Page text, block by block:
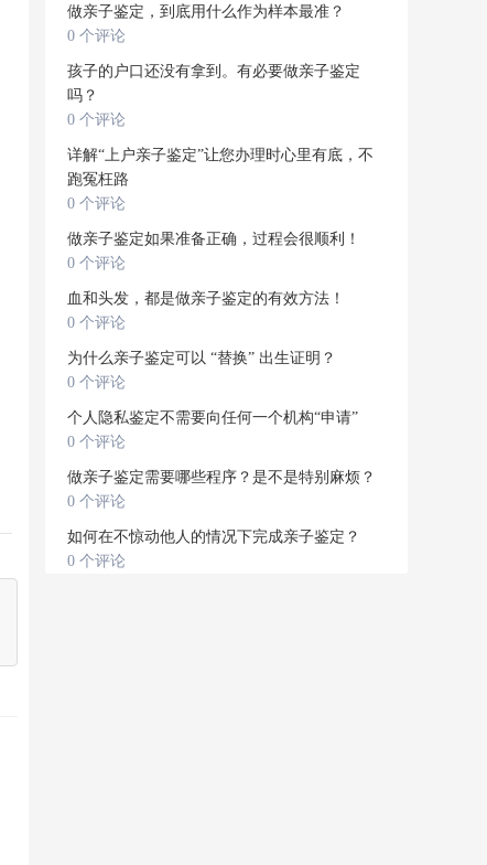
做亲子鉴定，到底用什么作为样本最准？
0 个评论
孩子的户口还没有拿到。有必要做亲子鉴定
吗？
0 个评论
详解“上户亲子鉴定”让您办理时心里有底，不
跑冤枉路
0 个评论
做亲子鉴定如果准备正确，过程会很顺利！
0 个评论
血和头发，都是做亲子鉴定的有效方法！
0 个评论
为什么亲子鉴定可以 “替换” 出生证明？
0 个评论
个人隐私鉴定不需要向任何一个机构“申请”
0 个评论
做亲子鉴定需要哪些程序？是不是特别麻烦？
0 个评论
如何在不惊动他人的情况下完成亲子鉴定？
0 个评论